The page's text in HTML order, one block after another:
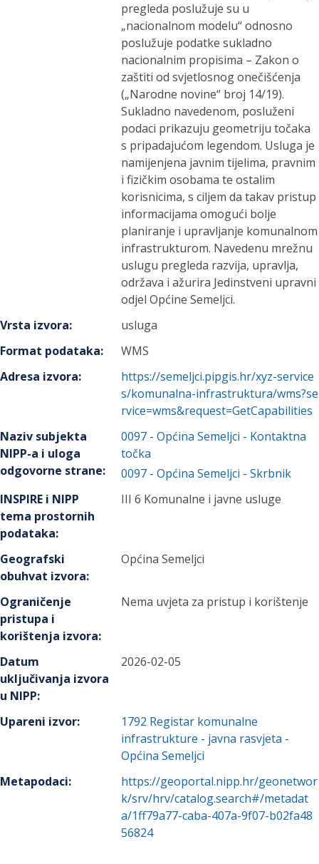
pregleda poslužuje su u
„nacionalnom modelu“ odnosno
poslužuje podatke sukladno
nacionalnim propisima – Zakon o
zaštiti od svjetlosnog onečišćenja
(„Narodne novine“ broj 14/19).
Sukladno navedenom, posluženi
podaci prikazuju geometriju točaka
s pripadajućom legendom. Usluga je
namijenjena javnim tijelima, pravnim
i fizičkim osobama te ostalim
korisnicima, s ciljem da takav pristup
informacijama omogući bolje
planiranje i upravljanje komunalnom
infrastrukturom. Navedenu mrežnu
uslugu pregleda razvija, upravlja,
održava i ažurira Jedinstveni upravni
odjel Općine Semeljci.
Vrsta izvora:
usluga
Format podataka:
WMS
Adresa izvora:
https://semeljci.pipgis.hr/xyz-service
s/komunalna-infrastruktura/wms?se
rvice=wms&request=GetCapabilities
Naziv subjekta
NIPP-a i uloga
odgovorne strane:
0097 -Općina Semeljci - Kontaktna
točka
0097 -Općina Semeljci - Skrbnik
INSPIRE i NIPP
tema prostornih
podataka:
III 6 Komunalne i javne usluge
Geografski
obuhvat izvora:
Općina Semeljci
Ograničenje
pristupa i
korištenja izvora:
Nema uvjeta za pristup i korištenje
Datum
uključivanja izvora
u NIPP:
2026-02-05
Upareni izvor: 1792 Registar komunalne
infrastrukture - javna rasvjeta -
Općina Semeljci
Metapodaci:
https://geoportal.nipp.hr/geonetwor
k/srv/hrv/catalog.search#/metadat
a/1ff79a77-caba-407a-9f07-b02fa48
56824